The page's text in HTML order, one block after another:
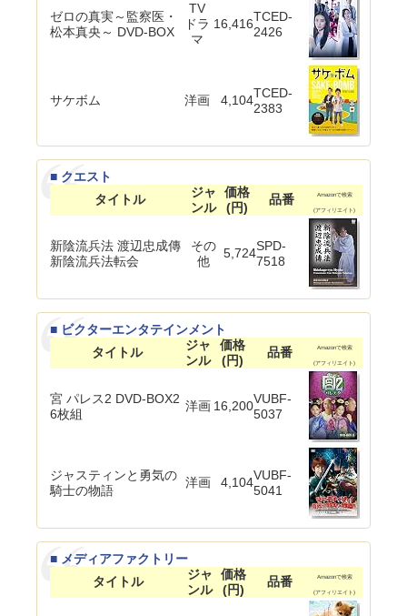
ゼロの真実～監察医・
松本真央～ DVD-BOX
TV
ドラ
マ
16,416TCED-
2426
サケボム 洋画 4,104TCED-
2383
■ クエスト
タイトル
ジャ
ンル
価格
(円)
品番 Amazonで検索
(アフィリエイト)
新陰流兵法 渡辺忠成傳
新陰流兵法転会
その
他
5,724SPD-
7518
■ ビクターエンタテインメント
タイトル
ジャ
ンル
価格
(円)
品番 Amazonで検索
(アフィリエイト)
宮 パレス2 DVD-BOX2
6枚組
洋画 16,200VUBF-
5037
ジャスティンと勇気の
騎士の物語
洋画 4,104VUBF-
5041
■ メディアファクトリー
タイトル
ジャ
ンル
価格
(円)
品番 Amazonで検索
(アフィリエイト)